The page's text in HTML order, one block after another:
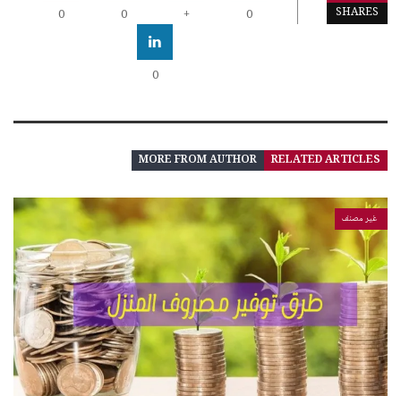
SHARES
0
+
0
0
0
RELATED ARTICLES
MORE FROM AUTHOR
غير مصنف